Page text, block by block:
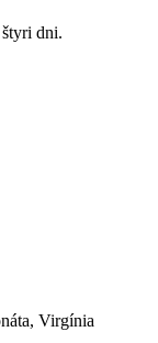
dni.
Virgínia